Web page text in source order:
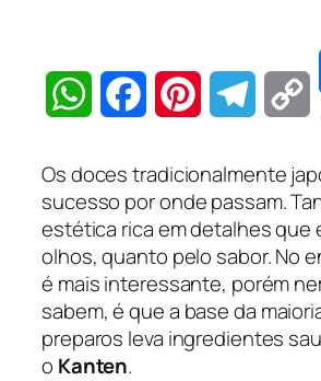
Link
Os doces tradicionalmente
sucesso por onde passam.
estética rica em detalhes que
olhos, quanto pelo sabor. No
é mais interessante, porém
sabem, é que a base da
preparos leva ingredientes
o Kanten.